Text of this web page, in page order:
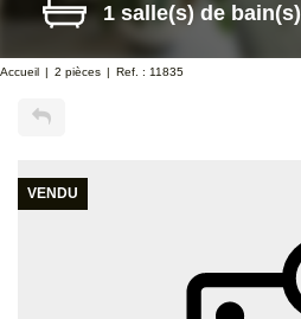
1 salle(s) de bain(s)
Accueil 2 pièces Ref. : 11835
VENDU